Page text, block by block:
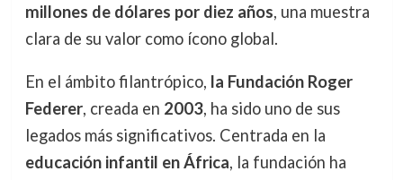
millones de dólares por diez años, una muestra
clara de su valor como ícono global.
En el ámbito filantrópico, la Fundación Roger
Federer, creada en 2003, ha sido uno de sus
legados más significativos. Centrada en la
educación infantil en África, la fundación ha